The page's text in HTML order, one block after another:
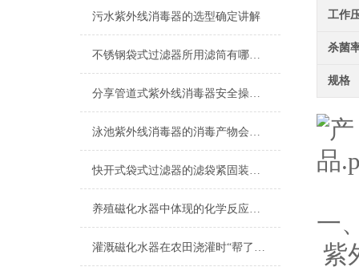
污水紫外线消毒器的选型确定讲解
不锈钢袋式过滤器所用滤筒有哪些要求？
分享管道式紫外线消毒器安全操作规定
泳池紫外线消毒器的消毒产物会带来哪些风险？
快开式袋式过滤器的滤袋紧固装置重要性
养殖磁化水器中体现的化学反应解读
灌溉磁化水器在农田浇灌时“帮了大忙”！
工作
杀菌
规格
一
紫